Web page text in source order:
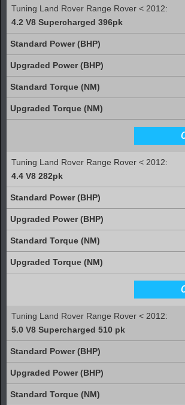
Tuning Land Rover Range Rover < 2012:
4.2 V8 Supercharged 396pk
Tuning Land Rover Range Rover < 2012:
4.4 V8 282pk
Tuning Land Rover Range Rover < 2012:
5.0 V8 Supercharged 510 pk